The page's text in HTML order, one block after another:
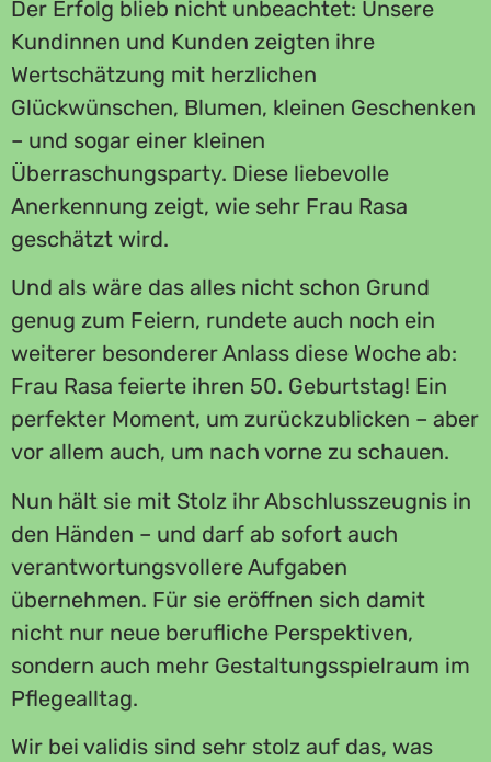
Der Erfolg blieb nicht unbeachtet: Unsere
Kundinnen und Kunden zeigten ihre
Wertschätzung mit herzlichen
Glückwünschen, Blumen, kleinen Geschenken
– und sogar einer kleinen
Überraschungsparty. Diese liebevolle
Anerkennung zeigt, wie sehr Frau Rasa
geschätzt wird.
Und als wäre das alles nicht schon Grund
genug zum Feiern, rundete auch noch ein
weiterer besonderer Anlass diese Woche ab:
Frau Rasa feierte ihren 50. Geburtstag! Ein
perfekter Moment, um zurückzublicken – aber
vor allem auch, um nach vorne zu schauen.
Nun hält sie mit Stolz ihr Abschlusszeugnis in
den Händen – und darf ab sofort auch
verantwortungsvollere Aufgaben
übernehmen. Für sie eröffnen sich damit
nicht nur neue berufliche Perspektiven,
sondern auch mehr Gestaltungsspielraum im
Pflegealltag.
Wir bei validis sind sehr stolz auf das, was